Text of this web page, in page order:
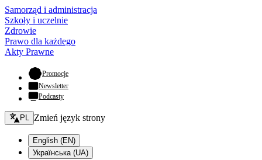
Samorząd i administracja
Szkoły i uczelnie
Zdrowie
Prawo dla każdego
Akty Prawne
Promocje- otwiera się w nowej karcie
Newsletter
Podcasty
Zmień język - bieżący:
PL Zmień język strony
English (EN)
Українська (UA)